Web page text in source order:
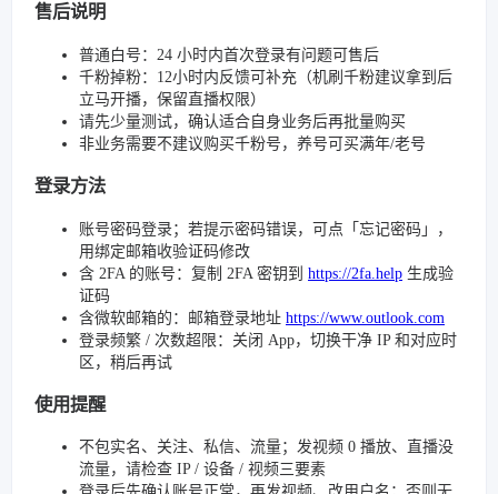
售后说明
普通白号：24 小时内首次登录有问题可售后
千粉掉粉：12小时内反馈可补充（机刷千粉建议拿到后
立马开播，保留直播权限）
请先少量测试，确认适合自身业务后再批量购买
非业务需要不建议购买千粉号，养号可买满年/老号
登录方法
账号密码登录；若提示密码错误，可点「忘记密码」，
用绑定邮箱收验证码修改
含 2FA 的账号：复制 2FA 密钥到 https://2fa.help 生成验
证码
含微软邮箱的：邮箱登录地址 https://www.outlook.com
登录频繁 / 次数超限：关闭 App，切换干净 IP 和对应时
区，稍后再试
使用提醒
不包实名、关注、私信、流量；发视频 0 播放、直播没
流量，请检查 IP / 设备 / 视频三要素